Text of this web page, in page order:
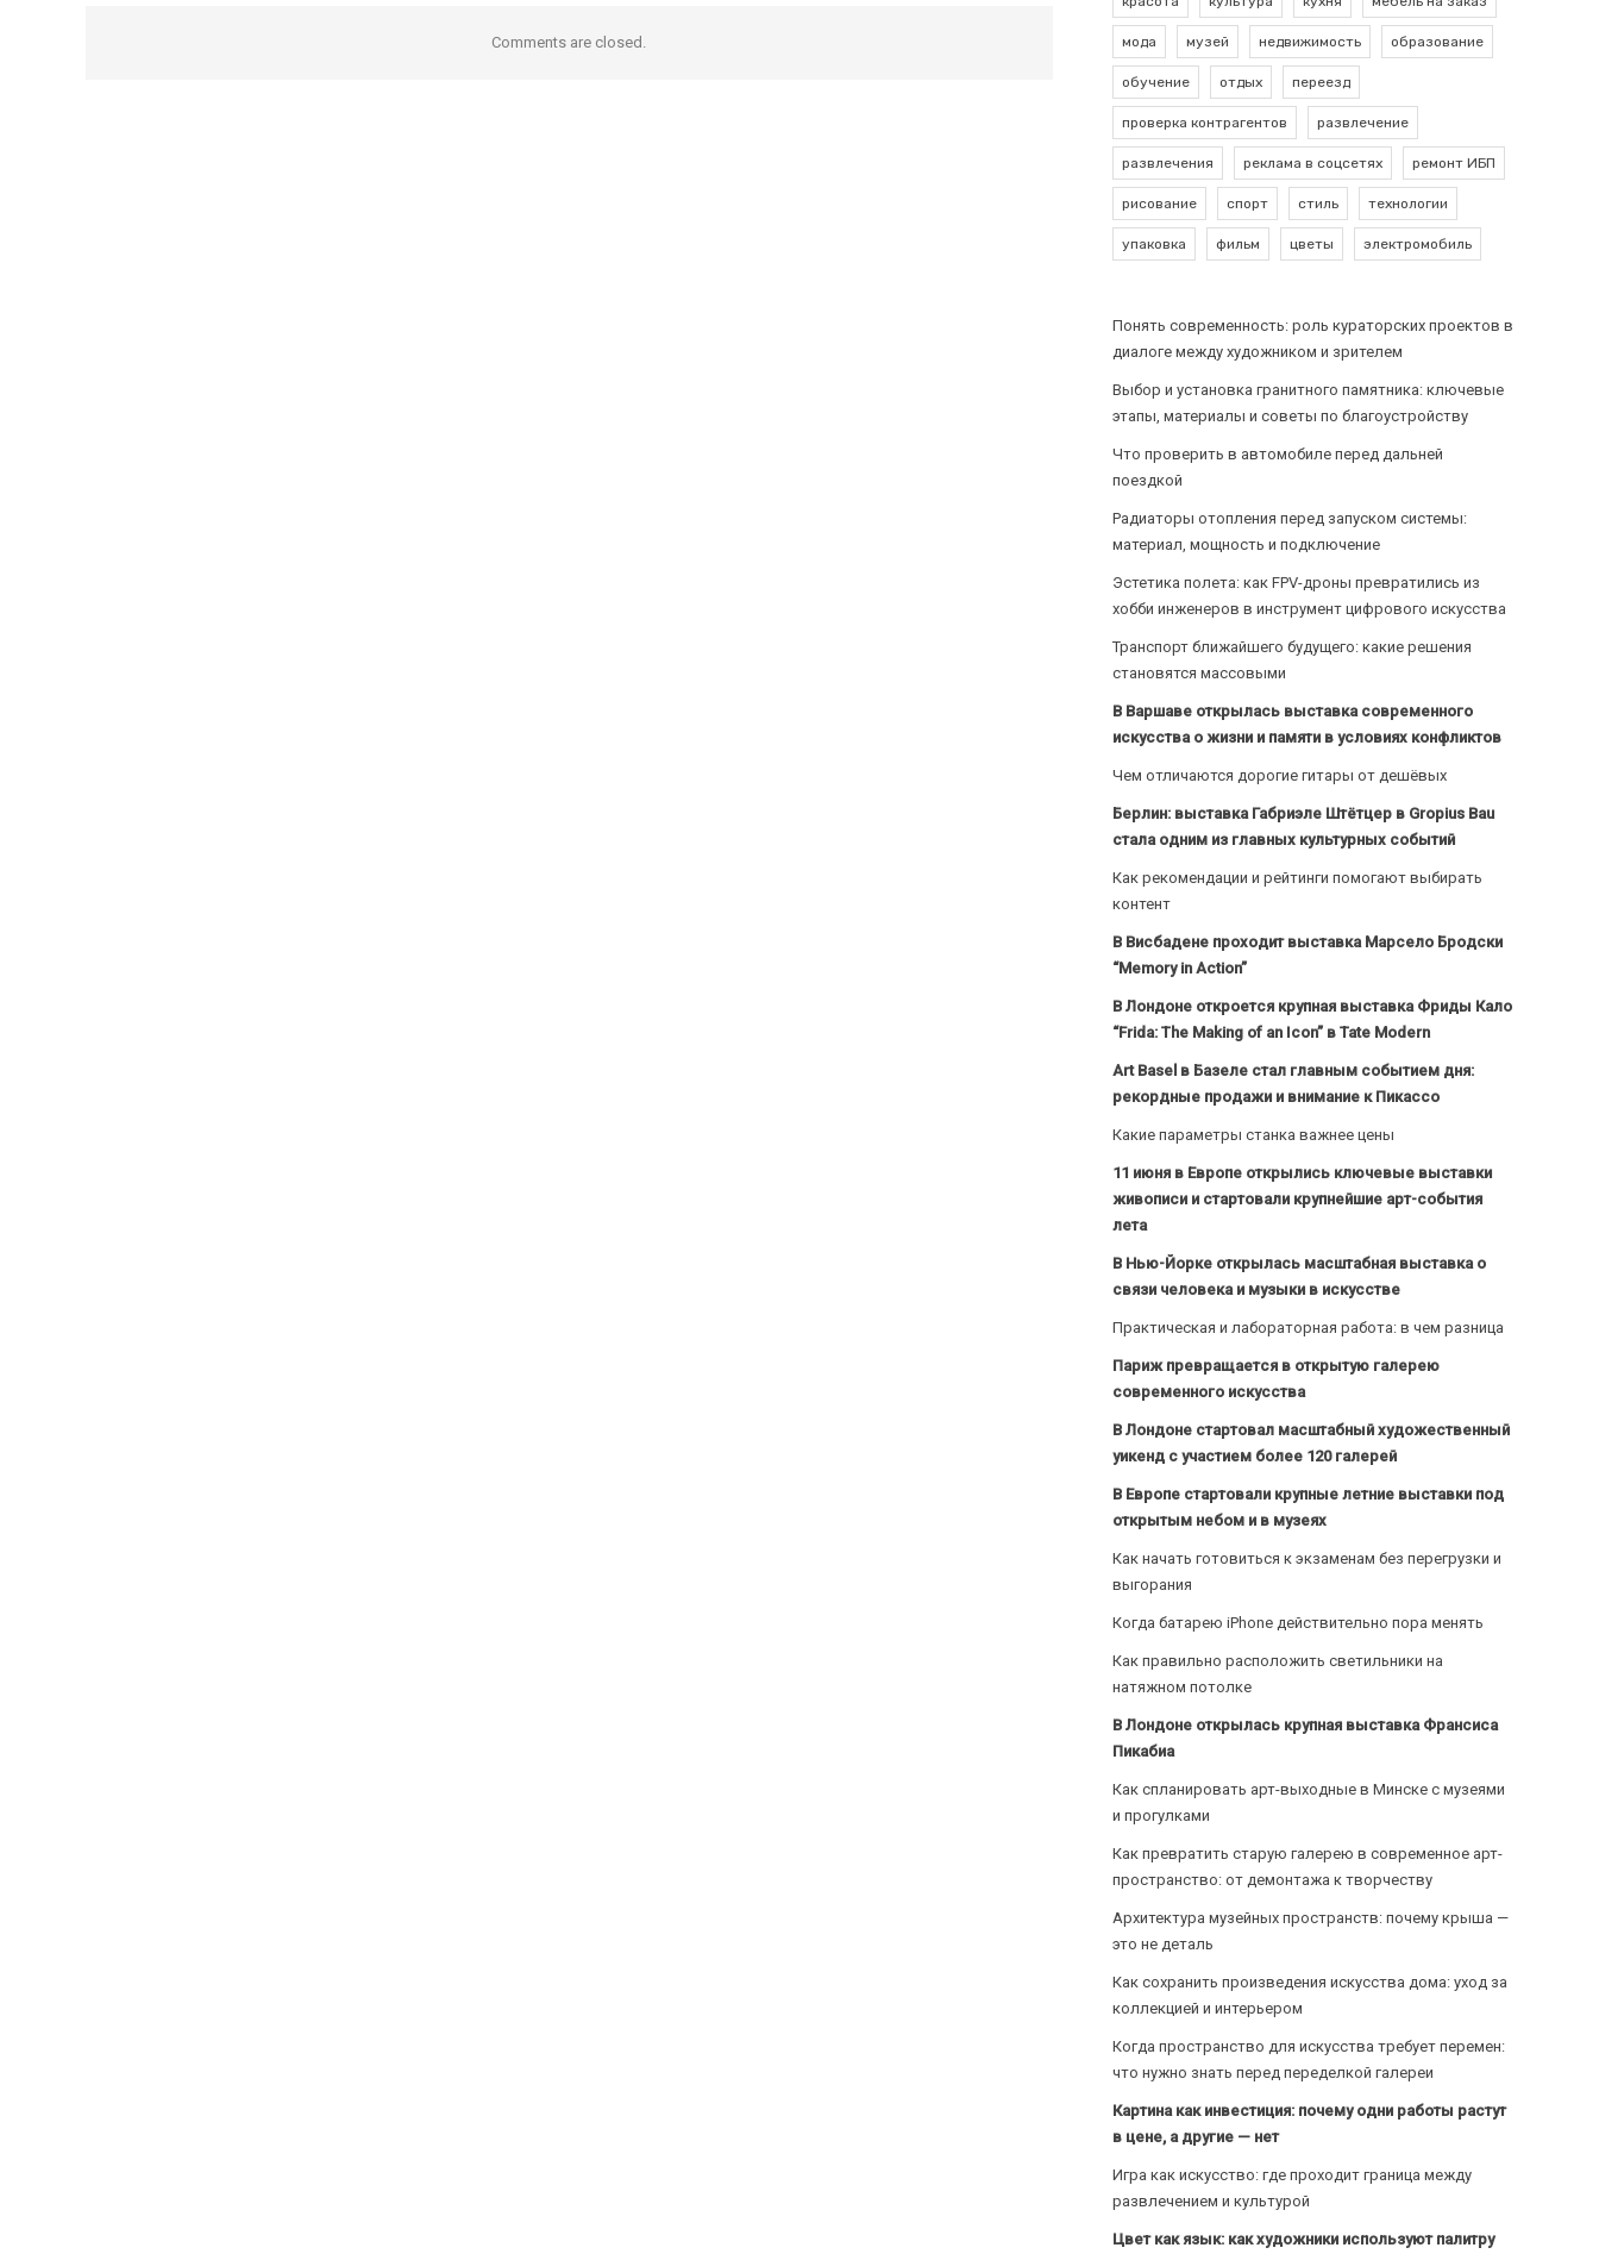
Comments are closed. мода музей недвижимость образование
обучение отдых переезд
проверка контрагентов развлечение
развлечения реклама в соцсетях ремонт ИБП
рисование спорт стиль технологии
упаковка фильм цветы электромобиль
Понять современность: роль кураторских проектов в
диалоге между художником и зрителем
Выбор и установка гранитного памятника: ключевые
этапы, материалы и советы по благоустройству
Что проверить в автомобиле перед дальней
поездкой
Радиаторы отопления перед запуском системы:
материал, мощность и подключение
Эстетика полета: как FPV-дроны превратились из
хобби инженеров в инструмент цифрового искусства
Транспорт ближайшего будущего: какие решения
становятся массовыми
В Варшаве открылась выставка современного
искусства о жизни и памяти в условиях конфликтов
Чем отличаются дорогие гитары от дешёвых
Берлин: выставка Габриэле Штётцер в Gropius Bau
стала одним из главных культурных событий
Как рекомендации и рейтинги помогают выбирать
контент
В Висбадене проходит выставка Марсело Бродски
“Memory in Action”
В Лондоне откроется крупная выставка Фриды Кало
“Frida: The Making of an Icon” в Tate Modern
Art Basel в Базеле стал главным событием дня:
рекордные продажи и внимание к Пикассо
Какие параметры станка важнее цены
11 июня в Европе открылись ключевые выставки
живописи и стартовали крупнейшие арт-события
лета
В Нью-Йорке открылась масштабная выставка о
связи человека и музыки в искусстве
Практическая и лабораторная работа: в чем разница
Париж превращается в открытую галерею
современного искусства
В Лондоне стартовал масштабный художественный
уикенд с участием более 120 галерей
В Европе стартовали крупные летние выставки под
открытым небом и в музеях
Как начать готовиться к экзаменам без перегрузки и
выгорания
Когда батарею iPhone действительно пора менять
Как правильно расположить светильники на
натяжном потолке
В Лондоне открылась крупная выставка Франсиса
Пикабиа
Как спланировать арт-выходные в Минске с музеями
и прогулками
Как превратить старую галерею в современное арт-
пространство: от демонтажа к творчеству
Архитектура музейных пространств: почему крыша —
это не деталь
Как сохранить произведения искусства дома: уход за
коллекцией и интерьером
Когда пространство для искусства требует перемен:
что нужно знать перед переделкой галереи
Картина как инвестиция: почему одни работы растут
в цене, а другие — нет
Игра как искусство: где проходит граница между
развлечением и культурой
Цвет как язык: как художники используют палитру